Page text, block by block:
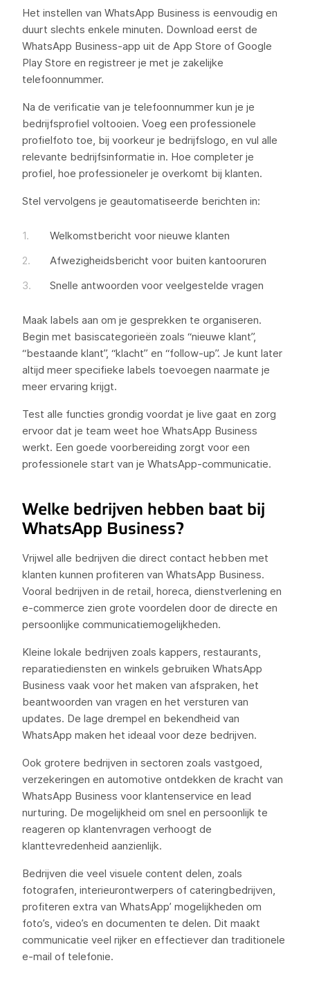
Het instellen van WhatsApp Business is eenvoudig en
duurt slechts enkele minuten. Download eerst de
WhatsApp Business-app uit de App Store of Google
Play Store en registreer je met je zakelijke
telefoonnummer.
Na de verificatie van je telefoonnummer kun je je
bedrijfsprofiel voltooien. Voeg een professionele
profielfoto toe, bij voorkeur je bedrijfslogo, en vul alle
relevante bedrijfsinformatie in. Hoe completer je
profiel, hoe professioneler je overkomt bij klanten.
Stel vervolgens je geautomatiseerde berichten in:
Welkomstbericht voor nieuwe klanten
Afwezigheidsbericht voor buiten kantooruren
Snelle antwoorden voor veelgestelde vragen
Maak labels aan om je gesprekken te organiseren.
Begin met basiscategorieën zoals “nieuwe klant”,
“bestaande klant”, “klacht” en “follow-up”. Je kunt later
altijd meer specifieke labels toevoegen naarmate je
meer ervaring krijgt.
Test alle functies grondig voordat je live gaat en zorg
ervoor dat je team weet hoe WhatsApp Business
werkt. Een goede voorbereiding zorgt voor een
professionele start van je WhatsApp-communicatie.
Welke bedrijven hebben baat bij
WhatsApp Business?
Vrijwel alle bedrijven die direct contact hebben met
klanten kunnen profiteren van WhatsApp Business.
Vooral bedrijven in de retail, horeca, dienstverlening en
e-commerce zien grote voordelen door de directe en
persoonlijke communicatiemogelijkheden.
Kleine lokale bedrijven zoals kappers, restaurants,
reparatiediensten en winkels gebruiken WhatsApp
Business vaak voor het maken van afspraken, het
beantwoorden van vragen en het versturen van
updates. De lage drempel en bekendheid van
WhatsApp maken het ideaal voor deze bedrijven.
Ook grotere bedrijven in sectoren zoals vastgoed,
verzekeringen en automotive ontdekken de kracht van
WhatsApp Business voor klantenservice en lead
nurturing. De mogelijkheid om snel en persoonlijk te
reageren op klantenvragen verhoogt de
klanttevredenheid aanzienlijk.
Bedrijven die veel visuele content delen, zoals
fotografen, interieurontwerpers of cateringbedrijven,
profiteren extra van WhatsApp’ mogelijkheden om
foto’s, video’s en documenten te delen. Dit maakt
communicatie veel rijker en effectiever dan traditionele
e-mail of telefonie.